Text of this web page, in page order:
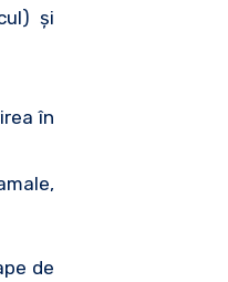
şi
în
de